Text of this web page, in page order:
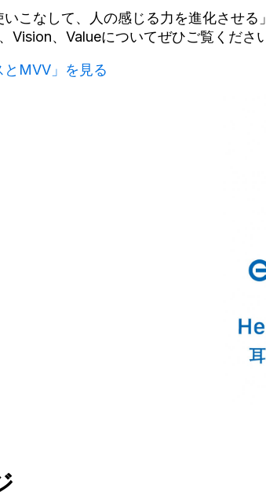
こなして、人の感じる力を進化させ
Vision、Valueについてぜひご覧ください
MVV」を見る